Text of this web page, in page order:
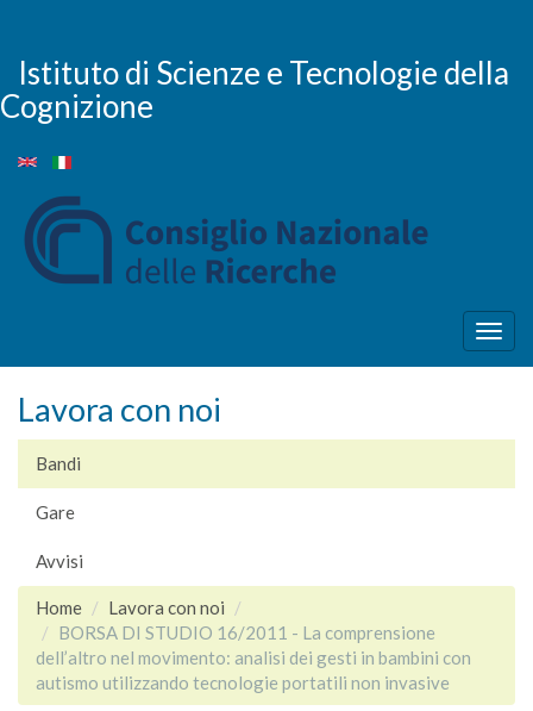
contenuto
principale
Istituto di Scienze e Tecnologie della
Cognizione
Lavora con noi
Bandi
Gare
Avvisi
Home
Lavora con noi
BORSA DI STUDIO 16/2011 - La comprensione
dell’altro nel movimento: analisi dei gesti in bambini con
autismo utilizzando tecnologie portatili non invasive